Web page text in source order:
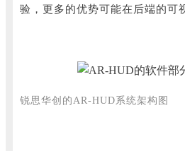
验，更多的优势可能在后端的可
锐思华创的AR-HUD系统架构图